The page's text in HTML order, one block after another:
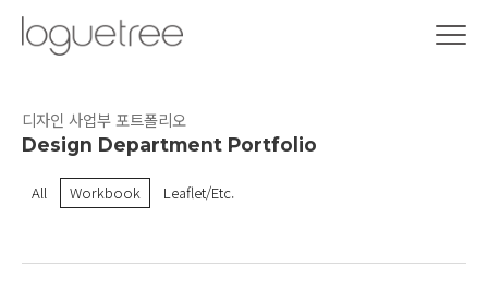
디자인 사업부 포트폴리오
Design Department Portfolio
All Workbook Leaflet/Etc.